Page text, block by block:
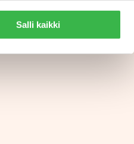
Salli kaikki
ja